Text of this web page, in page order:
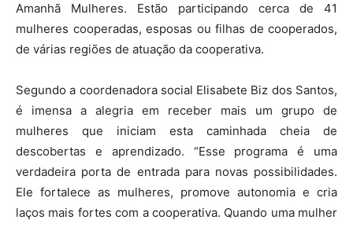
Amanhã Mulheres. Estão participando cerca de 41
mulheres cooperadas, esposas ou filhas de cooperados,
de várias regiões de atuação da cooperativa.
Segundo a coordenadora social Elisabete Biz dos Santos,
é imensa a alegria em receber mais um grupo de
mulheres que iniciam esta caminhada cheia de
descobertas e aprendizado. “Esse programa é uma
verdadeira porta de entrada para novas possibilidades.
Ele fortalece as mulheres, promove autonomia e cria
laços mais fortes com a cooperativa. Quando uma mulher